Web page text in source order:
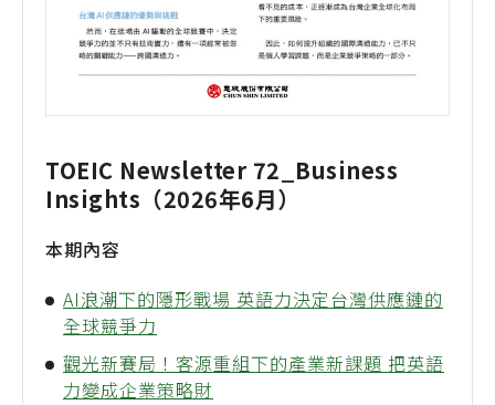
TOEIC Newsletter 72_Business
Insights（2026年6月）
本期內容
AI浪潮下的隱形戰場 英語力決定台灣供應鏈的
全球競爭力
觀光新賽局！客源重組下的產業新課題 把英語
力變成企業策略財